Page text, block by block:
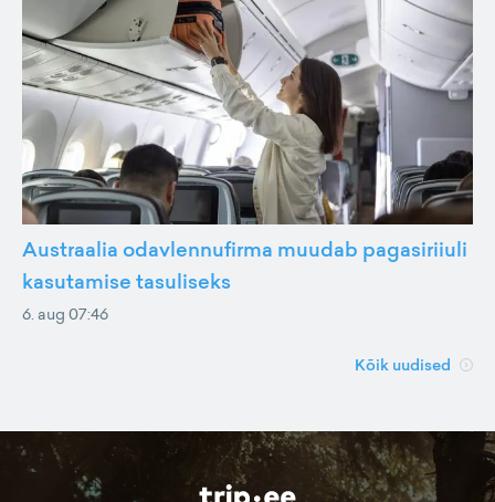
Austraalia odavlennufirma muudab pagasiriiuli
kasutamise tasuliseks
6. aug 07:46
Kõik uudised